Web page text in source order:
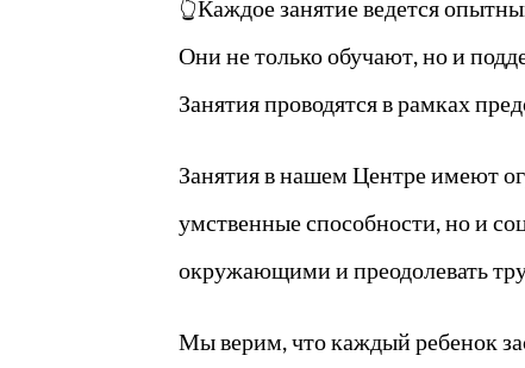
👆Каждое занятие ведется
Они не только обучают, но и
Занятия проводятся в рамках
Занятия в нашем Центре имеют
умственные способности, но и
окружающими и преодолевать
Мы верим, что каждый ребенок